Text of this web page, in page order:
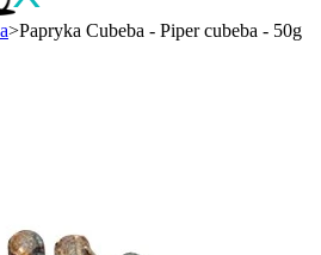
>Papryka Cubeba - Piper cubeba - 50g